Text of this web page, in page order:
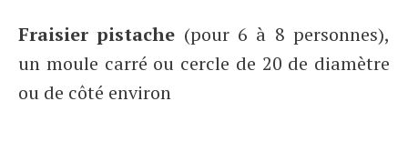
Fraisier pistache (pour 6 à 8 personnes),
un moule carré ou cercle de 20 de diamètre
ou de côté environ